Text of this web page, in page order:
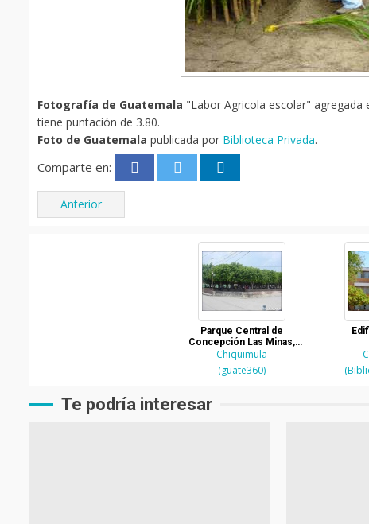
Fotografía de Guatemala "Labor Agricola escolar" agregada
tiene puntación de 3.80.
Foto de Guatemala publicada por Biblioteca Privada.
Comparte en:
Anterior
Parque Central de
Concepción Las Minas,
Chiquimula
Chiquimula
(guate360)
Te podría interesar